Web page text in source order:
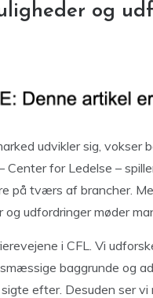
og
udvikler sig,
Center for Ledelse –
på tværs af brancher.
og udfordringer møder
i CFL. Vi
baggrunde og
efter. Desuden ser